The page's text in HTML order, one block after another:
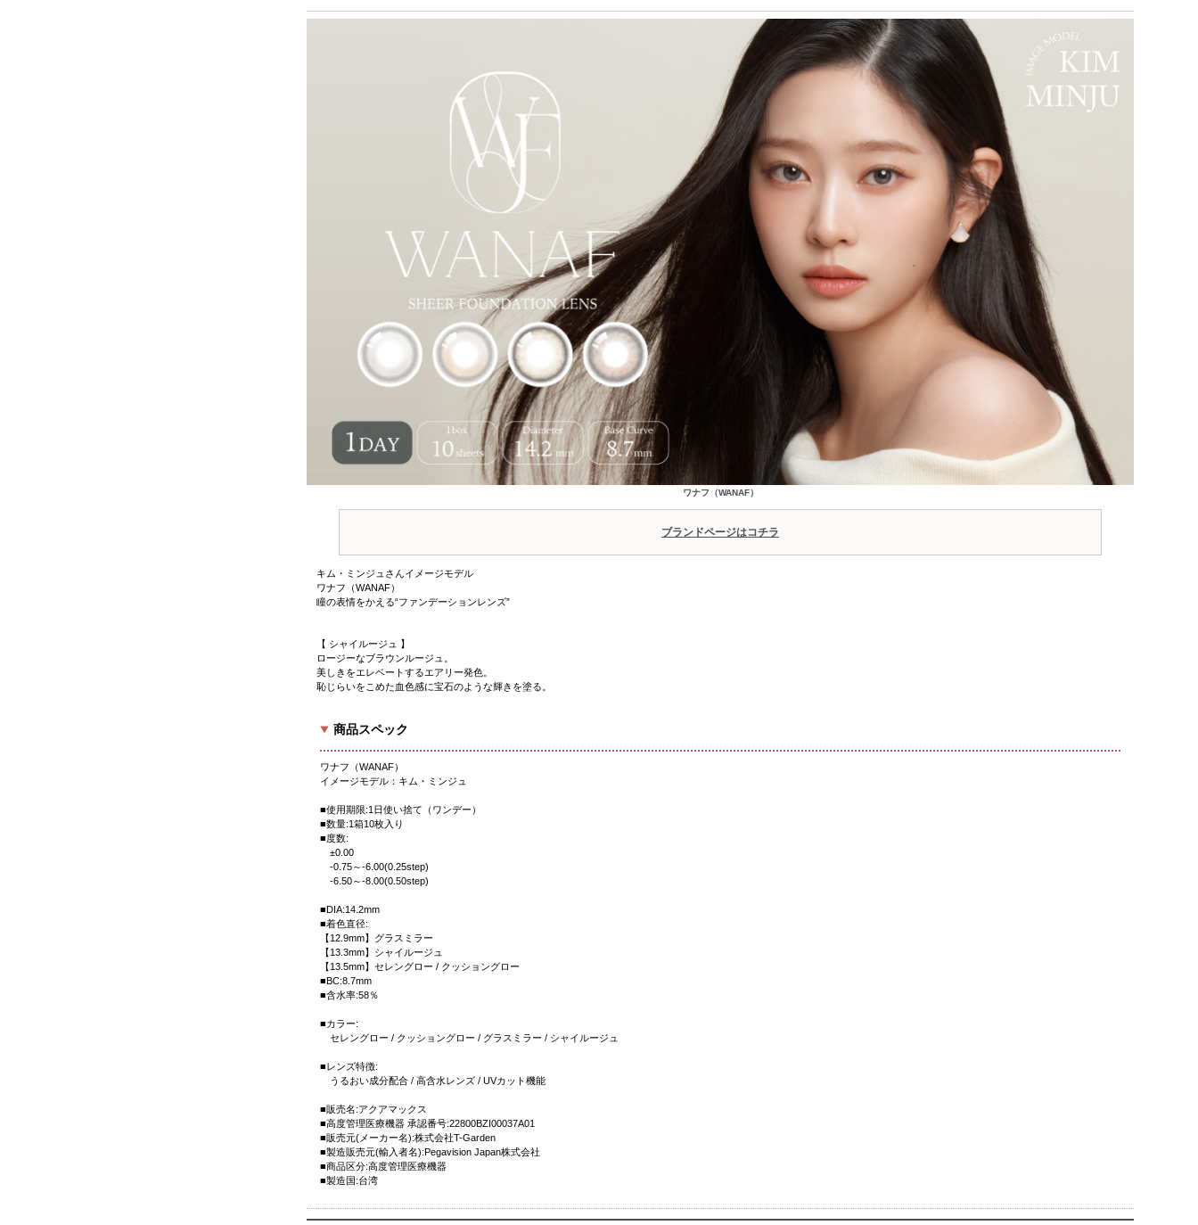
ワナフ（WANAF）
ブランドページはコチラ
キム・ミンジュさんイメージモデル
ワナフ（WANAF）
瞳の表情をかえる“ファンデーションレンズ”
【 シャイルージュ 】
ロージーなブラウンルージュ。
美しきをエレベートするエアリー発色。
恥じらいをこめた血色感に宝石のような輝きを塗る。
商品スペック
ワナフ（WANAF）
イメージモデル：キム・ミンジュ
■使用期限:1日使い捨て（ワンデー）
■数量:1箱10枚入り
■度数:
±0.00
-0.75～-6.00(0.25step)
-6.50～-8.00(0.50step)
■DIA:14.2mm
■着色直径:
【12.9mm】グラスミラー
【13.3mm】シャイルージュ
【13.5mm】セレングロー / クッショングロー
■BC:8.7mm
■含水率:58％
■カラー:
セレングロー / クッショングロー / グラスミラー / シャイルージュ
■レンズ特徴:
うるおい成分配合 / 高含水レンズ / UVカット機能
■販売名:アクアマックス
■高度管理医療機器 承認番号:22800BZI00037A01
■販売元(メーカー名):株式会社T-Garden
■製造販売元(輸入者名):Pegavision Japan株式会社
■商品区分:高度管理医療機器
■製造国:台湾